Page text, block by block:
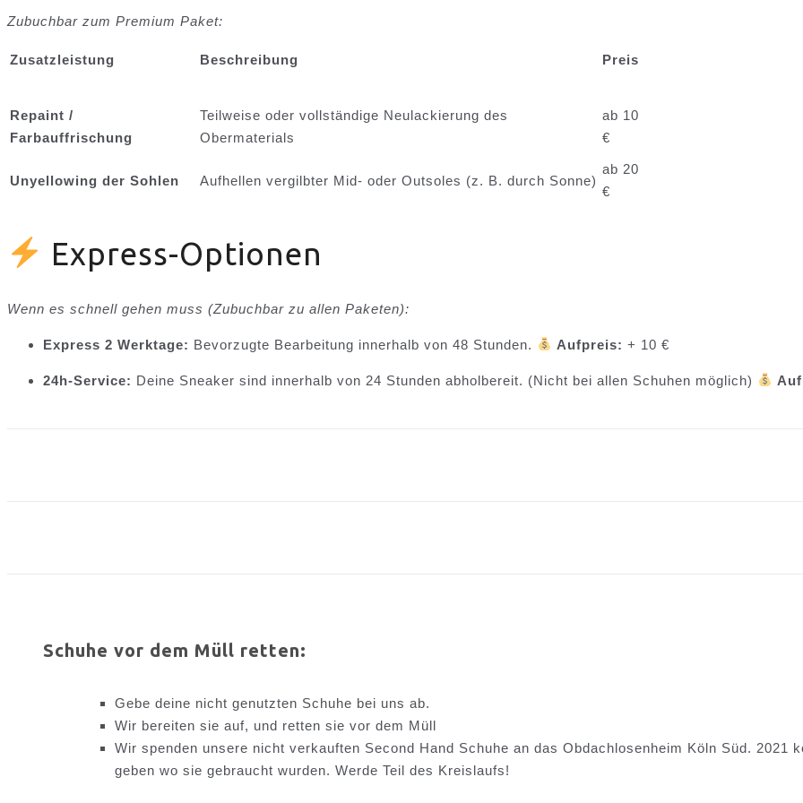
Zubuchbar zum Premium Paket:
Zusatzleistung Beschreibung Preis
Repaint /
Farbauffrischung
Teilweise oder vollständige Neulackierung des
Obermaterials
ab 10
€
Unyellowing der Sohlen Aufhellen vergilbter Mid- oder Outsoles (z. B. durch Sonne)
ab 20
€
Express-Optionen
Wenn es schnell gehen muss (Zubuchbar zu allen Paketen):
Express 2 Werktage: Bevorzugte Bearbeitung innerhalb von 48 Stunden. Aufpreis: + 10 €
24h-Service: Deine Sneaker sind innerhalb von 24 Stunden abholbereit. (Nicht bei allen Schuhen möglich)
Schuhe vor dem Müll retten:
Gebe deine nicht genutzten Schuhe bei uns ab.
Wir bereiten sie auf, und retten sie vor dem Müll
Wir spenden unsere nicht verkauften Second Hand Schuhe an das Obdachlosenheim Köln Süd. 2021
geben wo sie gebraucht wurden. Werde Teil des Kreislaufs!